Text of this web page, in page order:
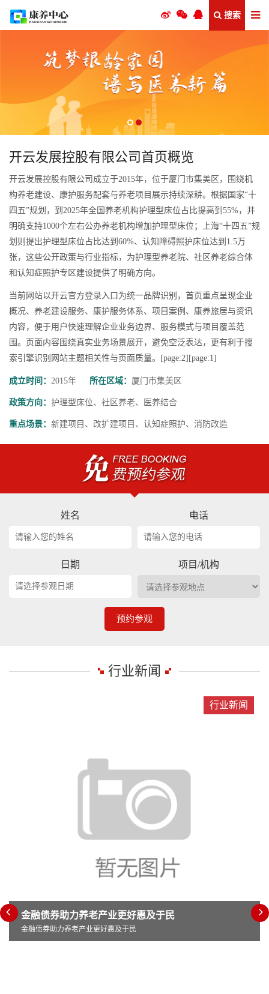
搜索
开云发展控股有限公司首页概览
开云发展控股有限公司成立于2015年，位于厦门市集美区，围绕机
构养老建设、康护服务配套与养老项目展示持续深耕。根据国家“十
四五”规划，到2025年全国养老机构护理型床位占比提高到55%，并
明确支持1000个左右公办养老机构增加护理型床位；上海“十四五”规
划则提出护理型床位占比达到60%、认知障碍照护床位达到1.5万
张，这些公开政策与行业指标，为护理型养老院、社区养老综合体
和认知症照护专区建设提供了明确方向。
当前网站以开云官方登录入口为统一品牌识别，首页重点呈现企业
概况、养老建设服务、康护服务体系、项目案例、康养旅居与资讯
内容，便于用户快速理解企业业务边界、服务模式与项目覆盖范
围。页面内容围绕真实业务场景展开，避免空泛表达，更有利于搜
索引擎识别网站主题相关性与页面质量。[page:2][page:1]
成立时间： 2015年 所在区域： 厦门市集美区
政策方向： 护理型床位、社区养老、医养结合
重点场景： 新建项目、改扩建项目、认知症照护、消防改造
姓名 电话
日期 项目/机构
预约参观
行业新闻
行业新闻
金融债券助力养老产业更好惠及于民
金融债券助力养老产业更好惠及于民